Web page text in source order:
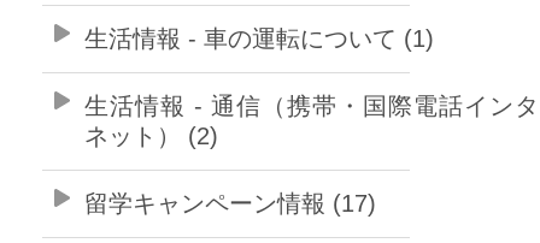
生活情報 - 車の運転について (1)
生活情報 - 通信（携帯・国際電話イン
ネット） (2)
留学キャンペーン情報 (17)